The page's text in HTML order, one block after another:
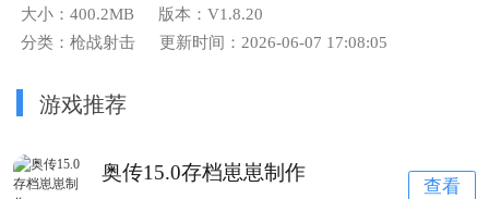
大小：400.2MB
版本：V1.8.20
分类：枪战射击
更新时间：2026-06-07 17:08:05
游戏推荐
奥传15.0存档崽崽制作
查看